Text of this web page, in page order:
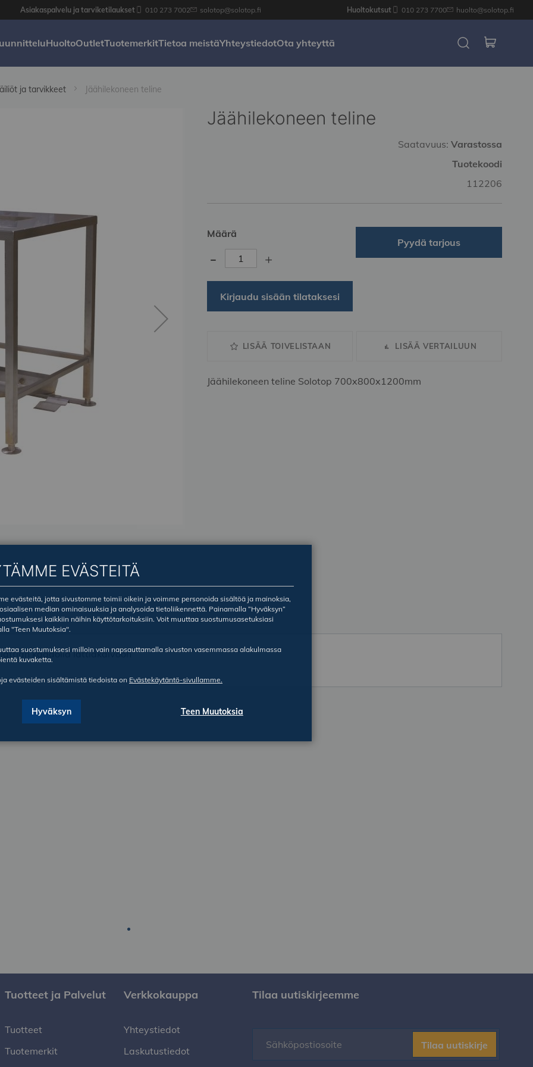
Asiakaspalvelu ja tarviketilaukset 010 273 7002 solotop@solotop.fi Huoltokutsut 010 273 7700 huolto@solotop.fi
HuoltoOutletTuotemerkitTietoa meistäYhteystiedotOta yhteyttä
ja tarvikkeet Jäähilekoneen teline
Jäähilekoneen teline
Saatavuus: Varastossa
Tuotekoodi
112206
Määrä
- +
Kirjaudu sisään tilataksesi
Pyydä tarjous
LISÄÄ TOIVELISTAAN LISÄÄ VERTAILUUN
Jäähilekoneen teline Solotop 700x800x1200mm
lattian kaadolla lattiakaivoon
Tuotteet ja Palvelut
Tuotteet
Tuotemerkit
Verkkokauppa
Yhteystiedot
Laskutustiedot
Tilaa uutiskirjeemme
Tilaa uutiskirje
EVÄSTEITÄ
evästeitä, jotta sivustomme toimii oikein ja voimme personoida sisältöä ja mainoksia,
median ominaisuuksia ja analysoida tietoliikennettä. Painamalla ”Hyväksyn”
kaikkiin näihin käyttötarkoituksiin. Voit muuttaa suostumusasetuksiasi
"Teen Muutoksia".
suostumuksesi milloin vain napsauttamalla sivuston vasemmassa alakulmassa
kuvaketta.
evästeiden sisältämistä tiedoista on Evästekäytäntö-sivullamme.
Hyväksyn Teen Muutoksia